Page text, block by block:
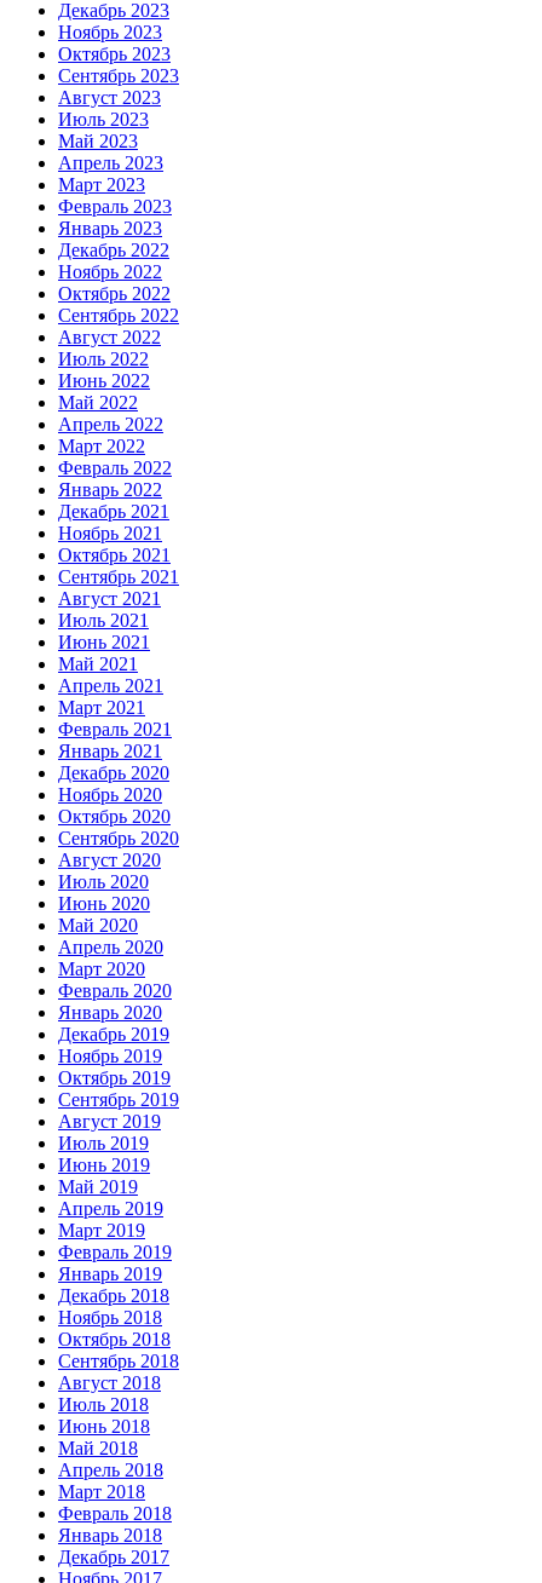
Декабрь 2023
Ноябрь 2023
Октябрь 2023
Сентябрь 2023
Август 2023
Июль 2023
Май 2023
Апрель 2023
Март 2023
Февраль 2023
Январь 2023
Декабрь 2022
Ноябрь 2022
Октябрь 2022
Сентябрь 2022
Август 2022
Июль 2022
Июнь 2022
Май 2022
Апрель 2022
Март 2022
Февраль 2022
Январь 2022
Декабрь 2021
Ноябрь 2021
Октябрь 2021
Сентябрь 2021
Август 2021
Июль 2021
Июнь 2021
Май 2021
Апрель 2021
Март 2021
Февраль 2021
Январь 2021
Декабрь 2020
Ноябрь 2020
Октябрь 2020
Сентябрь 2020
Август 2020
Июль 2020
Июнь 2020
Май 2020
Апрель 2020
Март 2020
Февраль 2020
Январь 2020
Декабрь 2019
Ноябрь 2019
Октябрь 2019
Сентябрь 2019
Август 2019
Июль 2019
Июнь 2019
Май 2019
Апрель 2019
Март 2019
Февраль 2019
Январь 2019
Декабрь 2018
Ноябрь 2018
Октябрь 2018
Сентябрь 2018
Август 2018
Июль 2018
Июнь 2018
Май 2018
Апрель 2018
Март 2018
Февраль 2018
Январь 2018
Декабрь 2017
Ноябрь 2017